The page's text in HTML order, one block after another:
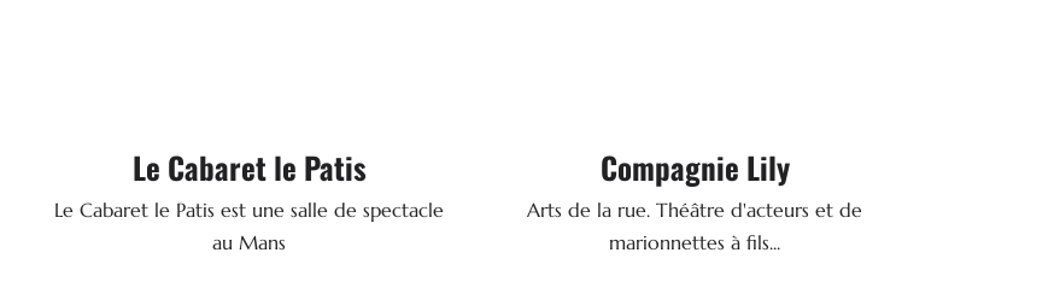
Le Cabaret le Patis
Le Cabaret le Patis est une salle de spectacle
au Mans
Tel.
02 43 87 75 72
SITE WEB
Compagnie Lily
Arts de la rue. Théâtre d'acteurs et de
marionnettes à fils...
Tél.
: 06 84 50 19 81
SITE WEB